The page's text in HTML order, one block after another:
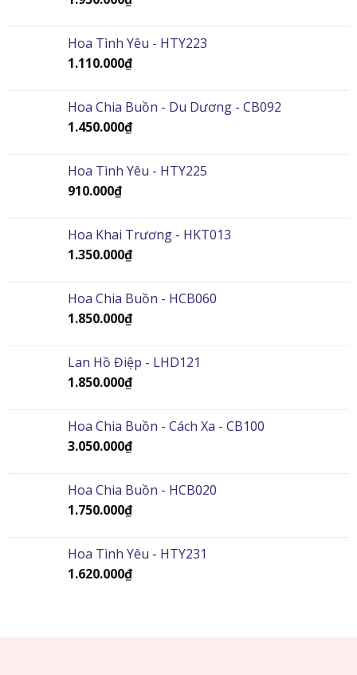
Hoa Tình Yêu - HTY223
1.110.000₫
Hoa Chia Buồn - Du Dương - CB092
1.450.000₫
Hoa Tình Yêu - HTY225
910.000₫
Hoa Khai Trương - HKT013
1.350.000₫
Hoa Chia Buồn - HCB060
1.850.000₫
Lan Hồ Điệp - LHD121
1.850.000₫
Hoa Chia Buồn - Cách Xa - CB100
3.050.000₫
Hoa Chia Buồn - HCB020
1.750.000₫
Hoa Tình Yêu - HTY231
1.620.000₫